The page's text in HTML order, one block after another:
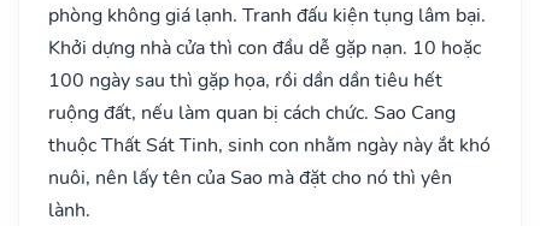
phòng không giá lạnh. Tranh đấu kiện tụng lâm bại.
Khởi dựng nhà cửa thì con đầu dễ gặp nạn. 10 hoặc
100 ngày sau thì gặp họa, rồi dần dần tiêu hết
ruộng đất, nếu làm quan bị cách chức. Sao Cang
thuộc Thất Sát Tinh, sinh con nhằm ngày này ắt khó
nuôi, nên lấy tên của Sao mà đặt cho nó thì yên
lành.